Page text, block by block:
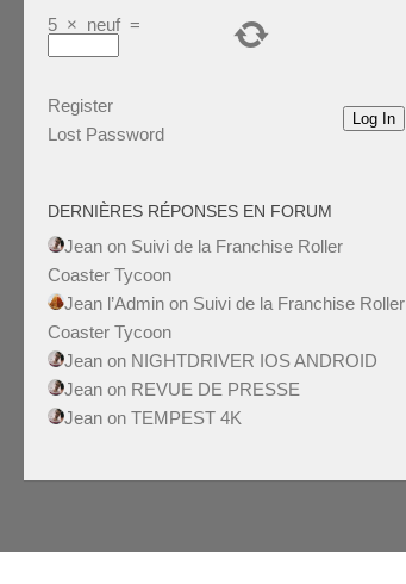
5 × neuf =
Log In
Register
Lost Password
DERNIÈRES RÉPONSES EN FORUM
Jean on Suivi de la Franchise Roller
Coaster Tycoon
Jean l’Admin on Suivi de la Franchise Roller
Coaster Tycoon
Jean on NIGHTDRIVER IOS ANDROID
Jean on REVUE DE PRESSE
Jean on TEMPEST 4K